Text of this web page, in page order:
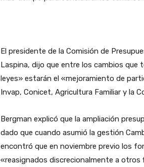
El presidente de la Comisión de
Laspina, dijo que entre los cambios que
leyes» estarán el «mejoramiento de
Invap, Conicet, Agricultura Familiar y la
Bergman explicó que la ampliación
dado que cuando asumió la gestión
encontró que en noviembre previo los
«reasignados discrecionalmente a otros